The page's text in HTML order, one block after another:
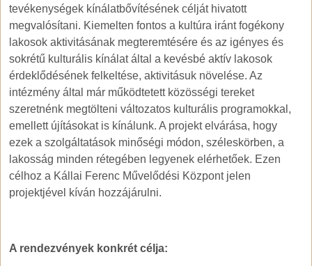
tevékenységek kínálatbővítésének célját hivatott
megvalósítani. Kiemelten fontos a kultúra iránt fogékony
lakosok aktivitásának megteremtésére és az igényes és
sokrétű kulturális kínálat által a kevésbé aktív lakosok
érdeklődésének felkeltése, aktivitásuk növelése. Az
intézmény által már működtetett közösségi tereket
szeretnénk megtölteni változatos kulturális programokkal,
emellett újításokat is kínálunk. A projekt elvárása, hogy
ezek a szolgáltatások minőségi módon, széleskörben, a
lakosság minden rétegében legyenek elérhetőek. Ezen
célhoz a Kállai Ferenc Művelődési Központ jelen
projektjével kíván hozzájárulni.
A rendezvények konkrét célja: